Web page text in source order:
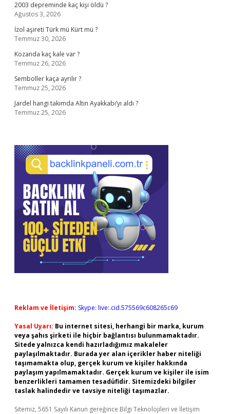
2003 depreminde kaç kişi öldü ?
Ağustos 3, 2026
İzol aşireti Türk mü Kürt mü ?
Temmuz 30, 2026
Kozanda kaç kale var ?
Temmuz 26, 2026
Semboller kaça ayrılır ?
Temmuz 25, 2026
Jardel hangi takımda Altın Ayakkabı’yı aldı ?
Temmuz 25, 2026
Reklam ve İletişim: Skype: live:.cid.575569c608265c69
Yasal Uyarı: Bu internet sitesi, herhangi bir marka, kurum
veya şahıs şirketi ile hiçbir bağlantısı bulunmamaktadır.
Sitede yalnızca kendi hazırladığımız makaleler
paylaşılmaktadır. Burada yer alan içerikler haber niteliği
taşımamakta olup, gerçek kurum ve kişiler hakkında
paylaşım yapılmamaktadır. Gerçek kurum ve kişiler ile isim
benzerlikleri tamamen tesadüfidir. Sitemizdeki bilgiler
taslak halindedir ve tavsiye niteliği taşımazlar.
Sitemiz, 5651 Sayılı Kanun gereğince Bilgi Teknolojileri ve İletişim